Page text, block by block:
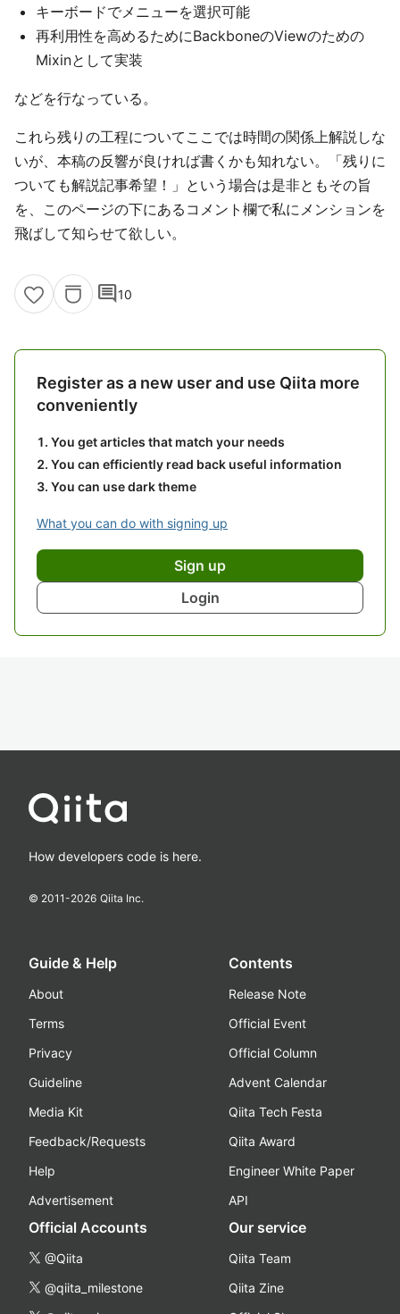
キーボードでメニューを選択可能
再利用性を高めるためにBackboneのViewのための
Mixinとして実装
などを行なっている。
これら残りの工程についてここでは時間の関係上解説しな
いが、本稿の反響が良ければ書くかも知れない。「残りに
ついても解説記事希望！」という場合は是非ともその旨
を、このページの下にあるコメント欄で私にメンションを
飛ばして知らせて欲しい。
comment10
Register as a new user and use Qiita more
conveniently
You get articles that match your needs
You can efficiently read back useful information
You can use dark theme
What you can do with signing up
Sign up
Login
How developers code is here.
© 2011-2026 Qiita Inc.
Guide & Help
About
Terms
Privacy
Guideline
Media Kit
Feedback/Requests
Help
Advertisement
Contents
Release Note
Official Event
Official Column
Advent Calendar
Qiita Tech Festa
Qiita Award
Engineer White Paper
API
Official Accounts
@Qiita
@qiita_milestone
Our service
Qiita Team
Qiita Zine